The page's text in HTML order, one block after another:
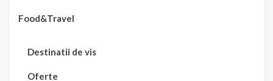
Food&Travel
Destinatii de vis
Oferte